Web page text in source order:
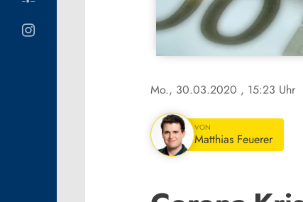
Mo., 30.03.2020 , 15:23 Uhr
VON
Matthias Feuerer